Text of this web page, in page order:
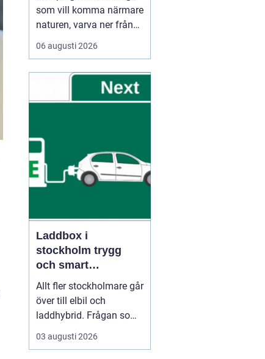
som vill komma närmare
naturen, varva ner från
vardagen och umgås
utan stress. Oavsett om
husvagn eller tält
handlar Camping ofta
06 augusti 2026
Laddbox i
stockholm trygg
och smart
elbilsladdning
hemma och på
jobbet
Allt fler stockholmare går
över till elbil och
laddhybrid. Frågan som
snabbt dyker upp är hur
bilen ska laddas på ett
03 augusti 2026